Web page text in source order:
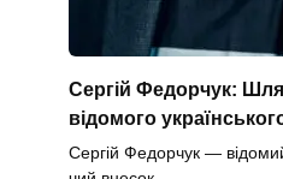
Сергій Федорчук:
відомого
Сергій Федорчук —